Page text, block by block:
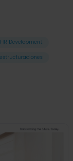
Development